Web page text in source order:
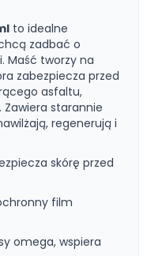
to idealne
zadbać o
Maść tworzy na
zabezpiecza przed
asfaltu,
starannie
regenerują i
skórę przed
film
omega, wspiera